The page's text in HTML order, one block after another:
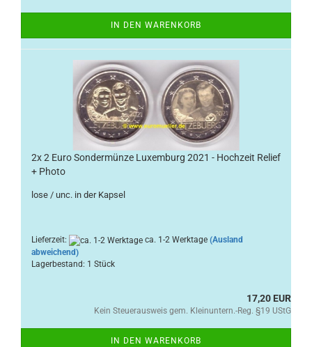
IN DEN WARENKORB
2x 2 Euro Sondermünze Luxemburg 2021 - Hochzeit Relief
+ Photo
lose / unc. in der Kapsel
Lieferzeit: ca. 1-2 Werktage (Ausland
abweichend)
Lagerbestand: 1 Stück
17,20 EUR
Kein Steuerausweis gem. Kleinuntern.-Reg. §19 UStG
IN DEN WARENKORB